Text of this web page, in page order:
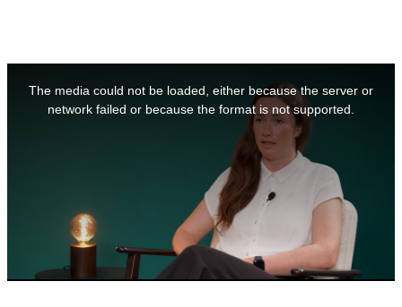
modalThe media could not be loaded, either because the server or
network failed or because the format is not supported.